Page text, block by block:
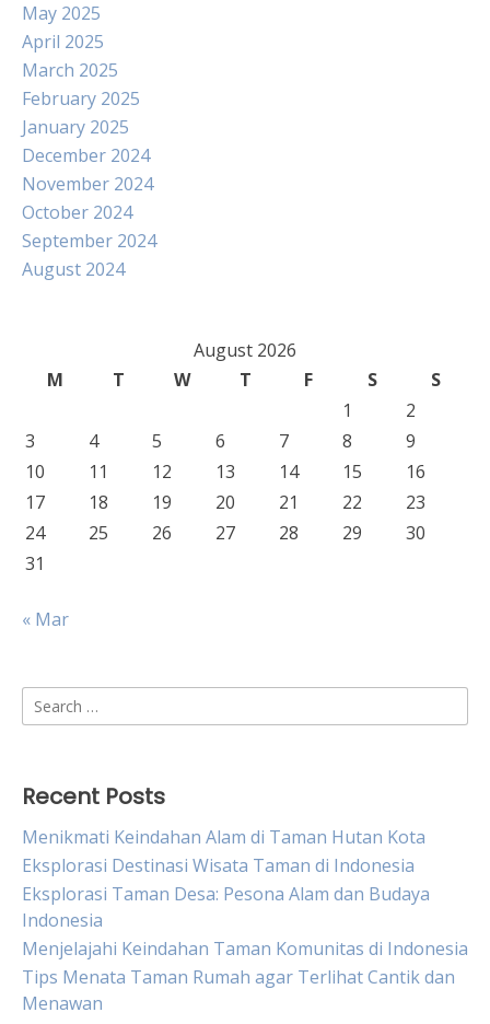
May 2025
April 2025
March 2025
February 2025
January 2025
December 2024
November 2024
October 2024
September 2024
August 2024
August 2026
M
T W T F S
S
1
2
3
4 5 6 7 8
9
10
11 12 13 14 15
16
17
18 19 20 21 22
23
24
25 26 27 28 29
30
31
« Mar
Search
for:
Recent Posts
Menikmati Keindahan Alam di Taman Hutan Kota
Eksplorasi Destinasi Wisata Taman di Indonesia
Eksplorasi Taman Desa: Pesona Alam dan Budaya
Indonesia
Menjelajahi Keindahan Taman Komunitas di Indonesia
Tips Menata Taman Rumah agar Terlihat Cantik dan
Menawan